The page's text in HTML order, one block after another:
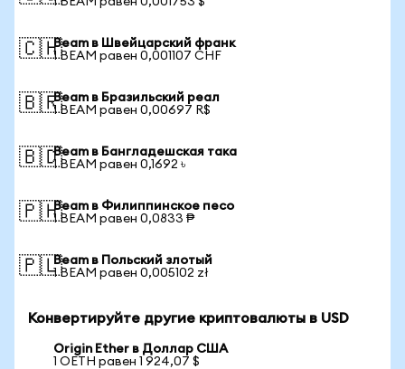
🇨🇭Beam в Швейцарский франк
1 BEAM равен 0,001107 CHF
🇧🇷Beam в Бразильский реал
1 BEAM равен 0,00697 R$
🇧🇩Beam в Бангладешская така
1 BEAM равен 0,1692 ৳
🇵🇭Beam в Филиппинское песо
1 BEAM равен 0,0833 ₱
🇵🇱Beam в Польский злотый
1 BEAM равен 0,005102 zł
Конвертируйте другие криптовалюты в USD
Origin Ether в Доллар США
1 OETH равен 1 924,07 $